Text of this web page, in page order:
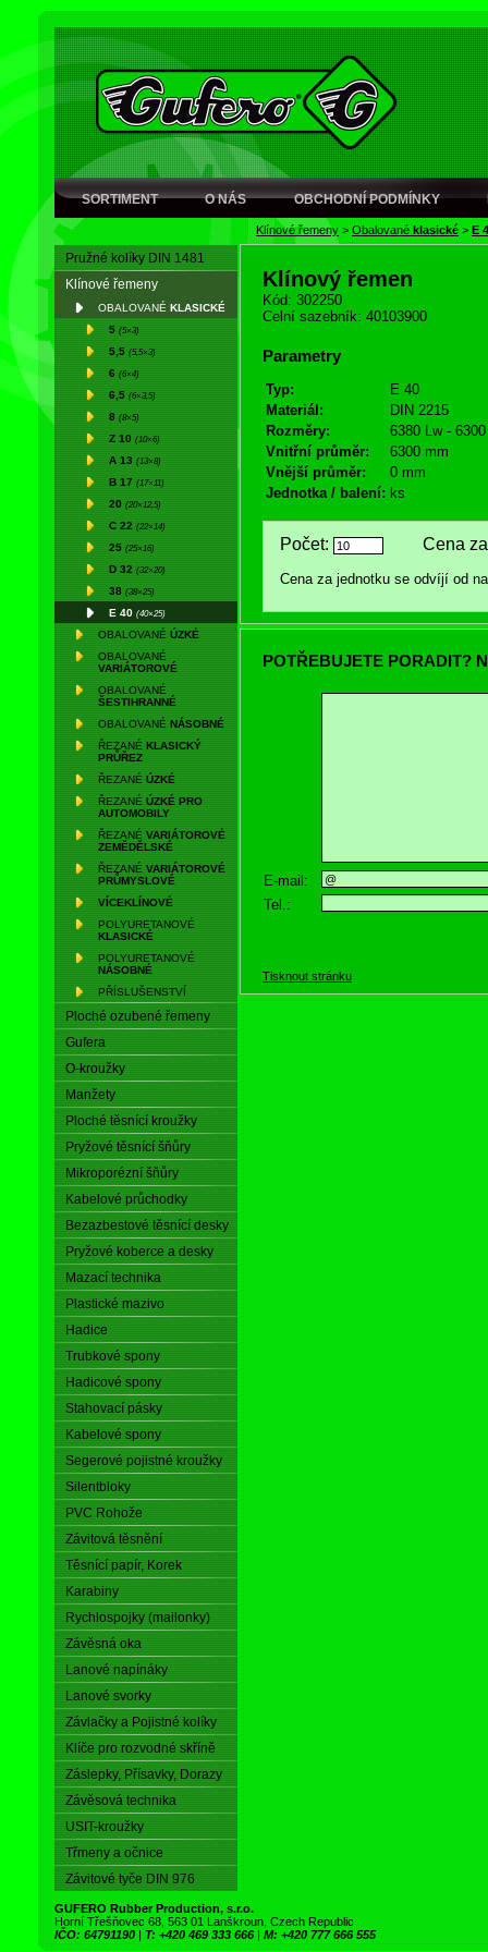
SORTIMENT O NÁS OBCHODNÍ PODMÍNKY
Klínové řemeny > Obalované klasické > E
Pružné kolíky DIN 1481
Klínové řemeny
OBALOVANÉ KLASICKÉ
5 (5×3)
5,5 (5,5×3)
6 (6×4)
6,5 (6×3,5)
8 (8×5)
Z 10 (10×6)
A 13 (13×8)
B 17 (17×11)
20 (20×12,5)
C 22 (22×14)
25 (25×16)
D 32 (32×20)
38 (38×25)
E 40 (40×25)
OBALOVANÉ ÚZKÉ
OBALOVANÉ
VARIÁTOROVÉ
OBALOVANÉ
ŠESTIHRANNÉ
OBALOVANÉ NÁSOBNÉ
ŘEZANÉ KLASICKÝ
PRŮŘEZ
ŘEZANÉ ÚZKÉ
ŘEZANÉ ÚZKÉ PRO
AUTOMOBILY
ŘEZANÉ VARIÁTOROVÉ
ZEMĚDĚLSKÉ
ŘEZANÉ VARIÁTOROVÉ
PRŮMYSLOVÉ
VÍCEKLÍNOVÉ
POLYURETANOVÉ
KLASICKÉ
POLYURETANOVÉ
NÁSOBNÉ
PŘÍSLUŠENSTVÍ
Ploché ozubené řemeny
Gufera
O-kroužky
Manžety
Ploché těsnící kroužky
Pryžové těsnící šňůry
Mikroporézní šňůry
Kabelové průchodky
Bezazbestové těsnící desky
Pryžové koberce a desky
Mazací technika
Plastické mazivo
Hadice
Trubkové spony
Hadicové spony
Stahovací pásky
Kabelové spony
Segerové pojistné kroužky
Silentbloky
PVC Rohože
Závitová těsnění
Těsnící papír, Korek
Karabiny
Rychlospojky (mailonky)
Závěsná oka
Lanové napínáky
Lanové svorky
Závlačky a Pojistné kolíky
Klíče pro rozvodné skříně
Záslepky, Přísavky, Dorazy
Závěsová technika
USIT-kroužky
Třmeny a očnice
Závitové tyče DIN 976
Klínový řemen
Kód: 302250
Celní sazebník: 40103900
Parametry
Typ:
E 40
Materiál:
DIN 2215
Rozměry:
6380 Lw -
Vnitřní průměr:
6300 mm
Vnější průměr:
0 mm
Jednotka / balení: ks
Počet: Cena za
Cena za jednotku se odvíjí od
POTŘEBUJETE PORADIT?
E-mail:
Tel.:
Tisknout stránku
GUFERO Rubber Production, s.r.o.
Horní Třešňovec 68, 563 01 Lanškroun, Czech Republic
IČO: 64791190 | T: +420 469 333 666 | M: +420 777 666 555